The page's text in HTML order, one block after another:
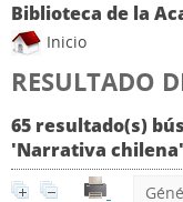
Biblioteca de la
Inicio
RESULTADO
65 resultado(s)
'Narrativa chilena'